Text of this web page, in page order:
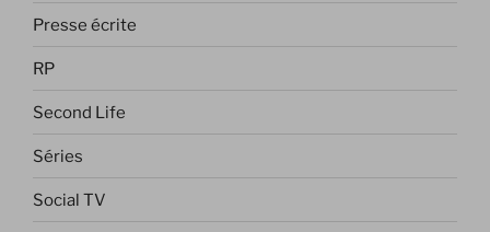
Presse écrite
RP
Second Life
Séries
Social TV